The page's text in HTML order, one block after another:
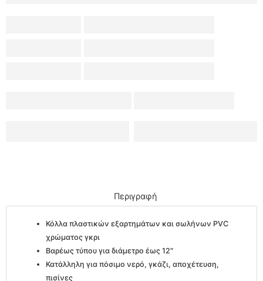
Περιγραφή
Κόλλα πλαστικών εξαρτημάτων και σωλήνων PVC
χρώματος γκρι
Βαρέως τύπου για διάμετρο έως 12″
Κατάλληλη για πόσιμο νερό, γκάζι, αποχέτευση,
πισίνες